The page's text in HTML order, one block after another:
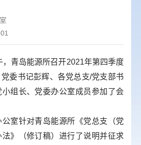
青岛能源所召开2021年第四季度
委书记彭辉、各党总支/党支部书
组长、党委办公室成员参加了会
针对青岛能源所《党总支（党
》（修订稿）进行了说明并征求